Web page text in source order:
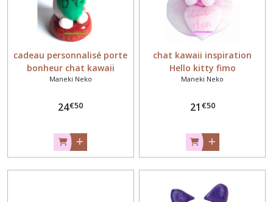
cadeau personnalisé porte
bonheur chat kawaii
Maneki Neko
24€50
chat kawaii inspiration
Hello kitty fimo
Maneki Neko
21 €50